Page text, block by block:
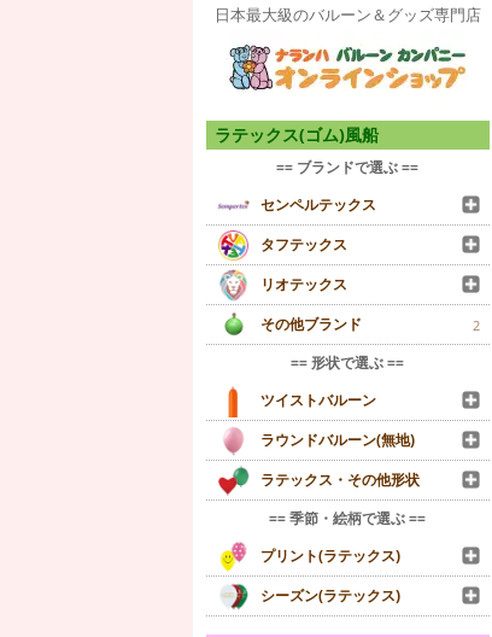
日本最大級のバルーン＆グッズ専門店
ラテックス(ゴム)風船
== ブランドで選ぶ ==
センペルテックス
タフテックス
リオテックス
その他ブランド
2
== 形状で選ぶ ==
ツイストバルーン
ラウンドバルーン(無地)
ラテックス・その他形状
== 季節・絵柄で選ぶ ==
プリント(ラテックス)
シーズン(ラテックス)